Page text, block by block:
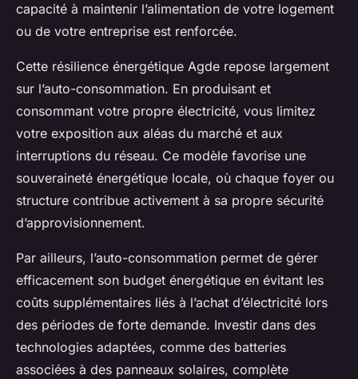
capacité à maintenir l’alimentation de votre logement
ou de votre entreprise est renforcée.
Cette résilience énergétique Agde repose largement
sur l’auto-consommation. En produisant et
consommant votre propre électricité, vous limitez
votre exposition aux aléas du marché et aux
interruptions du réseau. Ce modèle favorise une
souveraineté énergétique locale, où chaque foyer ou
structure contribue activement à sa propre sécurité
d’approvisionnement.
Par ailleurs, l’auto-consommation permet de gérer
efficacement son budget énergétique en évitant les
coûts supplémentaires liés à l’achat d’électricité lors
des périodes de forte demande. Investir dans des
technologies adaptées, comme des batteries
associées à des panneaux solaires, complète